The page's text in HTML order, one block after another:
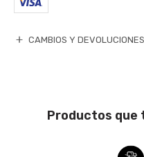
CAMBIOS Y DEVOLUCIONES
Productos que